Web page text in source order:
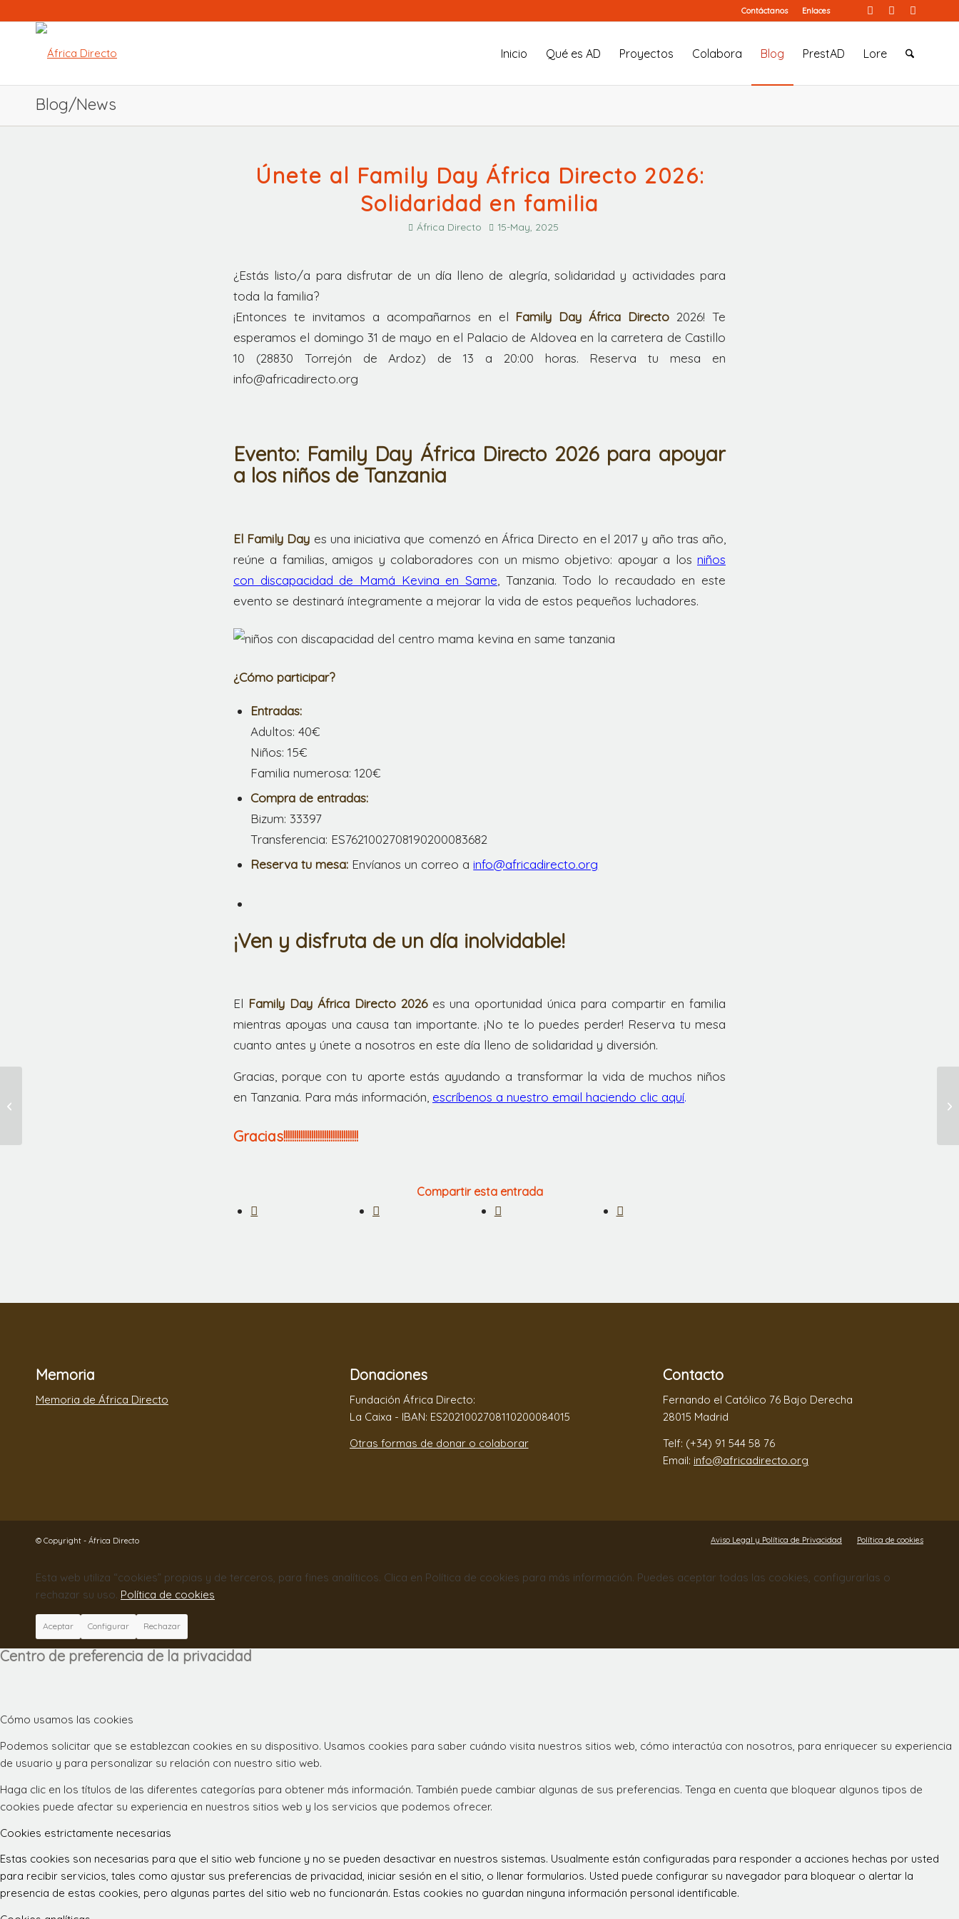
Contáctanos Enlaces
Inicio Qué es AD Proyectos Colabora Blog PrestAD Lore
Blog/News
Únete al Family Day África Directo 2026:
Solidaridad en familia
África Directo 15-May, 2025
¿Estás listo/a para disfrutar de un día lleno de alegría, solidaridad y actividades para
toda la familia?
¡Entonces te invitamos a acompañarnos en el Family Day África Directo 2026! Te
esperamos el domingo 31 de mayo en el Palacio de Aldovea en la carretera de Castillo
10 (28830 Torrejón de Ardoz) de 13 a 20:00 horas. Reserva tu mesa en
info@africadirecto.org
Evento: Family Day África Directo 2026 para apoyar
a los niños de Tanzania
El Family Day es una iniciativa que comenzó en África Directo en el 2017 y año tras año,
reúne a familias, amigos y colaboradores con un mismo objetivo: apoyar a los niños
con discapacidad de Mamá Kevina en Same , Tanzania. Todo lo recaudado en este
evento se destinará íntegramente a mejorar la vida de estos pequeños luchadores.
¿Cómo participar?
Entradas:
Adultos: 40€
Niños: 15€
Familia numerosa: 120€
Compra de entradas:
Bizum: 33397
Transferencia: ES7621002708190200083682
Reserva tu mesa: Envíanos un correo ainfo@africadirecto.org
¡Ven y disfruta de un día inolvidable!
El Family Day África Directo 2026es una oportunidad única para compartir en familia
mientras apoyas una causa tan importante. ¡No te lo puedes perder! Reserva tu mesa
cuanto antes y únete a nosotros en este día lleno de solidaridad y diversión.
Gracias, porque con tu aporte estás ayudando a transformar la vida de muchos niños
en Tanzania. Para más información, escríbenos a nuestro email haciendo clic aquí.
Gracias!!!!!!!!!!!!!!!!!!!!!!!!!!!!!!!!!!!
Compartir esta entrada
Memoria
Memoria de África Directo
Donaciones
Fundación África Directo:
La Caixa - IBAN: ES2021002708110200084015
Otras formas de donar o colaborar
Contacto
Fernando el Católico 76 Bajo Derecha
28015 Madrid
Telf: (+34) 91 544 58 76
Email: info@africadirecto.org
© Copyright - África Directo Aviso Legal y Política de Privacidad Política de cookies
Esta web utiliza “cookies” propias y de terceros, para fines analíticos. Clica en Política de cookies para más información. Puedes aceptar todas las cookies, configurarlas o
rechazar su uso. Política de cookies
Aceptar Configurar Rechazar
Centro de preferencia de la privacidad
Cómo usamos las cookies
Podemos solicitar que se establezcan cookies en su dispositivo. Usamos cookies para saber cuándo visita nuestros sitios web, cómo interactúa con nosotros, para enriquecer su experiencia
de usuario y para personalizar su relación con nuestro sitio web.
Haga clic en los títulos de las diferentes categorías para obtener más información. También puede cambiar algunas de sus preferencias. Tenga en cuenta que bloquear algunos tipos de
cookies puede afectar su experiencia en nuestros sitios web y los servicios que podemos ofrecer.
Cookies estrictamente necesarias
Estas cookies son necesarias para que el sitio web funcione y no se pueden desactivar en nuestros sistemas. Usualmente están configuradas para responder a acciones hechas por usted
para recibir servicios, tales como ajustar sus preferencias de privacidad, iniciar sesión en el sitio, o llenar formularios. Usted puede configurar su navegador para bloquear o alertar la
presencia de estas cookies, pero algunas partes del sitio web no funcionarán. Estas cookies no guardan ninguna información personal identificable.